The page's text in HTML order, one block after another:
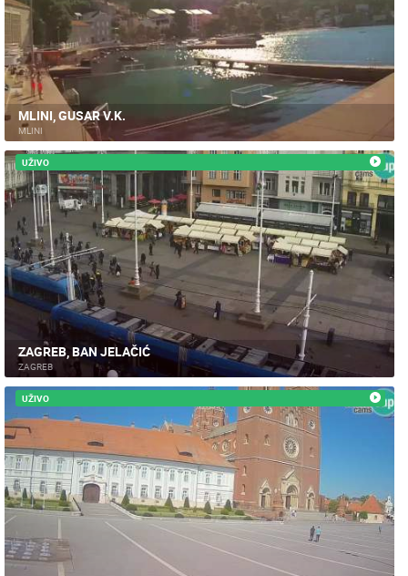
MLINI, GUSAR V.K.
MLINI
UŽIVO
ZAGREB, BAN JELAČIĆ
ZAGREB
UŽIVO